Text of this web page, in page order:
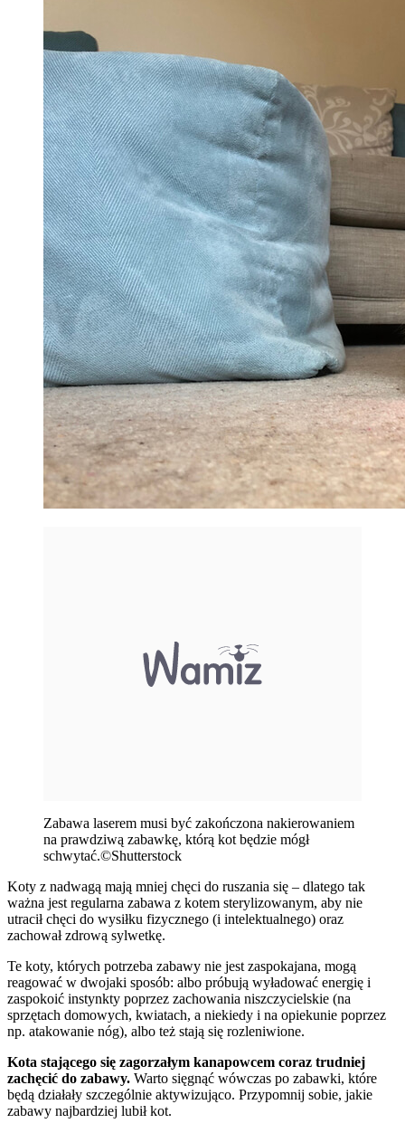
Zabawa laserem musi być zakończona nakierowaniem
na prawdziwą zabawkę, którą kot będzie mógł
schwytać.©Shutterstock
Koty z nadwagą mają mniej chęci do ruszania się – dlatego tak
ważna jest regularna zabawa z kotem sterylizowanym, aby nie
utracił chęci do wysiłku fizycznego (i intelektualnego) oraz
zachował zdrową sylwetkę.
Te koty, których potrzeba zabawy nie jest zaspokajana, mogą
reagować w dwojaki sposób: albo próbują wyładować energię i
zaspokoić instynkty poprzez zachowania niszczycielskie (na
sprzętach domowych, kwiatach, a niekiedy i na opiekunie poprzez
np. atakowanie nóg), albo też stają się rozleniwione.
Kota stającego się zagorzałym kanapowcem coraz trudniej
zachęcić do zabawy. Warto sięgnąć wówczas po zabawki, które
będą działały szczególnie aktywizująco. Przypomnij sobie, jakie
zabawy najbardziej lubił kot.